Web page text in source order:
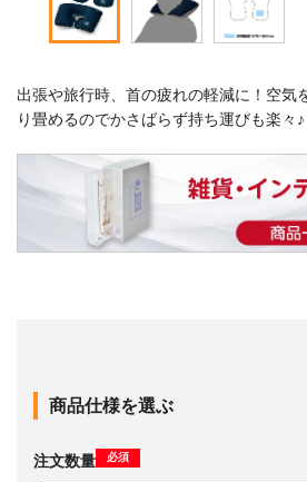
出張や旅行時、首の疲れの軽減に！空気
り畳めるのでかさばらず持ち運びも楽々♪
商品仕様を選ぶ
注文数量 必須